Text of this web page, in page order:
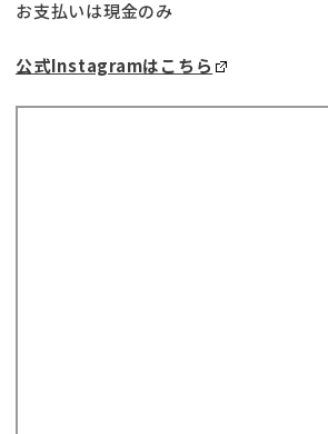
お支払いは現金のみ
公式Instagramはこちら